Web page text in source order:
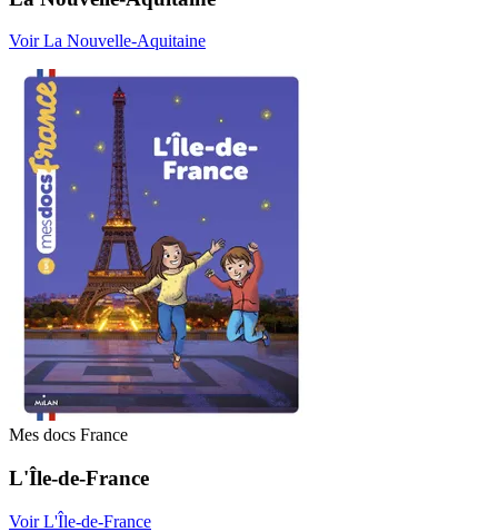
Voir La Nouvelle-Aquitaine
Mes docs France
L'Île-de-France
Voir L'Île-de-France